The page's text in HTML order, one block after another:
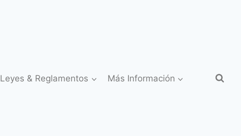
Leyes & Reglamentos Más Información